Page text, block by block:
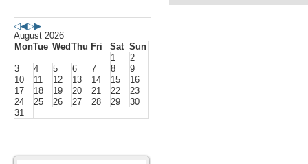
August 2026
MonTue Wed Thu Fri Sat Sun
1
2
3
4 5 6 7 8
9
10
11 12 13 14 15
16
17
18 19 20 21 22
23
24
25 26 27 28 29
30
31